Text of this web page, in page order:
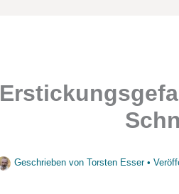
Geschrieben von Torsten Esser •